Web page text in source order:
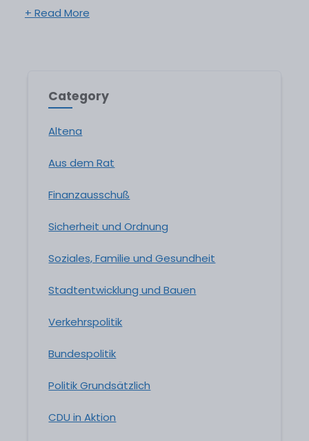
+ Read More
Category
Altena
Aus dem Rat
Finanzausschuß
Sicherheit und Ordnung
Soziales, Familie und Gesundheit
Stadtentwicklung und Bauen
Verkehrspolitik
Bundespolitik
Politik Grundsätzlich
CDU in Aktion